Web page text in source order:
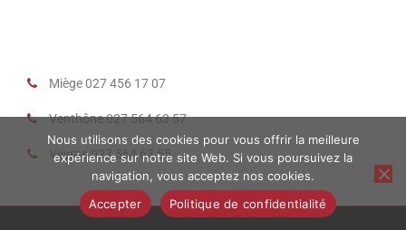
Miège 027 456 17 07
Venthône 027 564 63 57
Veyras 027 564 63 55
Nous utilisons des cookies pour vous offrir la meilleure
expérience sur notre site Web. Si vous poursuivez la
navigation, vous acceptez nos cookies.
Accepter
Politique de confidentialité